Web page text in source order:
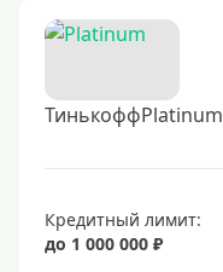
ТинькоффPlatinum
Кредитный лимит:
до 1 000 000 ₽